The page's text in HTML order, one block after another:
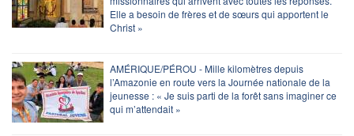
Elle a besoin de frères et de sœurs qui apportent le
Christ »
AMÉRIQUE/PÉROU - Mille kilomètres depuis
l’Amazonie en route vers la Journée nationale de la
jeunesse : « Je suis parti de la forêt sans imaginer ce
qui m’attendait »